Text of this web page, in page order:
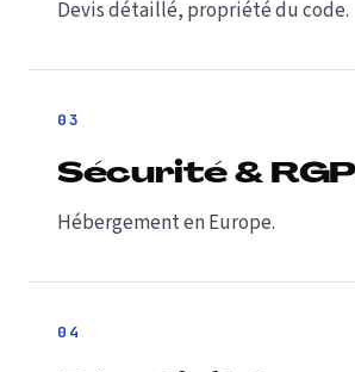
Devis détaillé, propriété du code.
03
Sécurité &
Hébergement en Europe.
04